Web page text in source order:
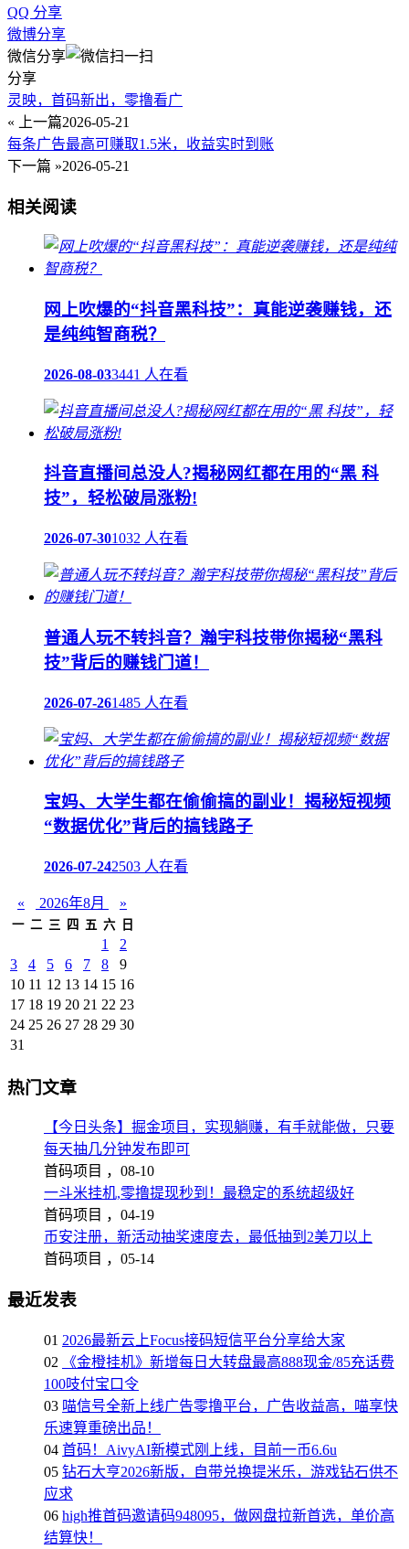
QQ 分享
微博分享
微信分享
分享
灵映，首码新出，零撸看广
« 上一篇2026-05-21
每条广告最高可赚取1.5米，收益实时到账
下一篇 »2026-05-21
相关阅读
网上吹爆的“抖音黑科技”：真能逆袭赚钱，还
是纯纯智商税？
2026-08-033441 人在看
抖音直播间总没人?揭秘网红都在用的“黑 科
技”，轻松破局涨粉!
2026-07-301032 人在看
普通人玩不转抖音？瀚宇科技带你揭秘“黑科
技”背后的赚钱门道！
2026-07-261485 人在看
宝妈、大学生都在偷偷搞的副业！揭秘短视频
“数据优化”背后的搞钱路子
2026-07-242503 人在看
« 2026年8月 »
一 二 三 四 五 六 日
1
2
3
4 5 6 7 8
9
10 11 12 13 14 15 16
17 18 19 20 21 22 23
24 25 26 27 28 29 30
31
热门文章
【今日头条】掘金项目，实现躺赚，有手就能做，只要
每天抽几分钟发布即可
首码项目 ， 08-10
一斗米挂机,零撸提现秒到！最稳定的系统超级好
首码项目 ， 04-19
币安注册，新活动抽奖速度去，最低抽到2美刀以上
首码项目 ， 05-14
最近发表
01 2026最新云上Focus接码短信平台分享给大家
02
《金橙挂机》新增每日大转盘最高888现金/85充话费
100吱付宝口令
03 喵信号全新上线广告零撸平台，广告收益高，喵享快
乐速算重磅出品！
04 首码！AivyAI新模式刚上线，目前一币6.6u
05 钻石大亨2026新版，自带兑换提米乐，游戏钻石供不
应求
06 high推首码邀请码948095，做网盘拉新首选，单价高
结算快！